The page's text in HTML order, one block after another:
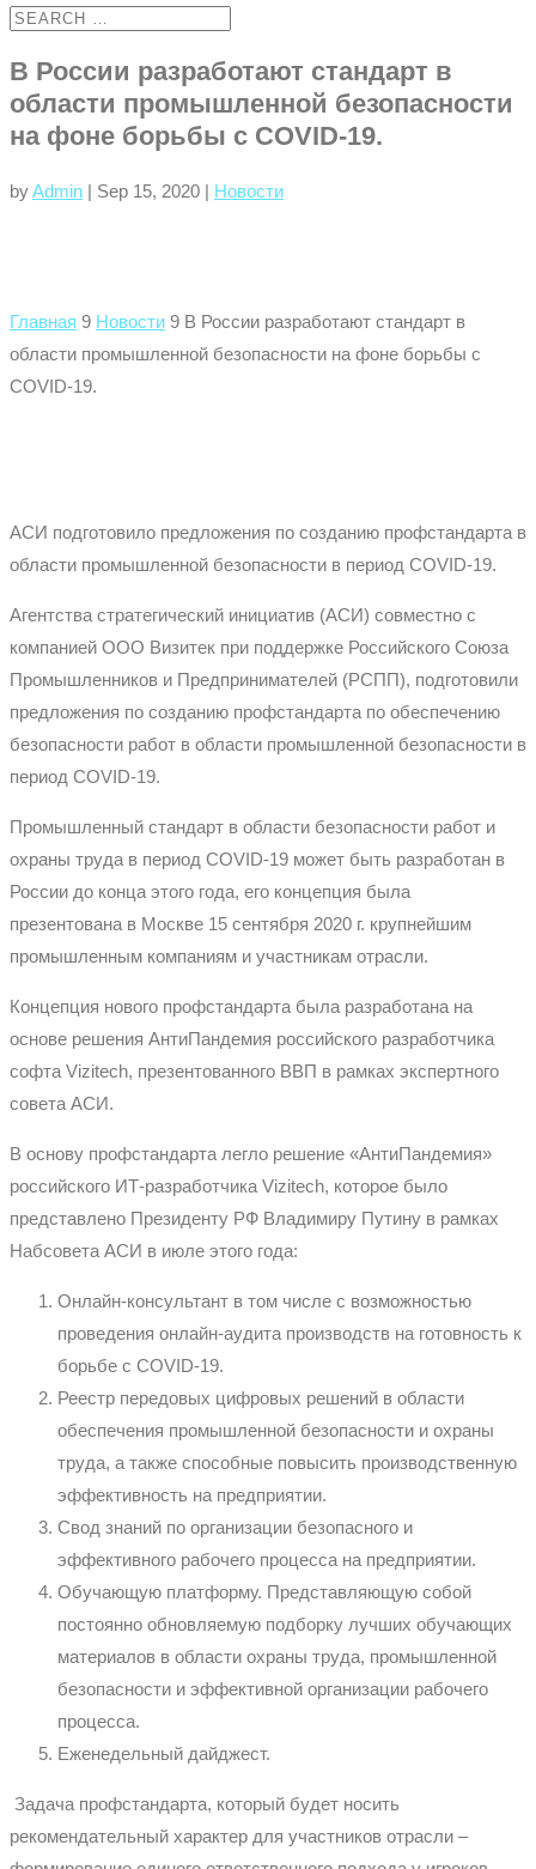
В России разработают стандарт в
области промышленной безопасности
на фоне борьбы с COVID-19.
byAdmin | Sep 15, 2020 | Новости
Главная 9 Новости 9 В России разработают стандарт в
области промышленной безопасности на фоне борьбы с
COVID-19.
АСИ подготовило предложения по созданию профстандарта в
области промышленной безопасности в период COVID-19.
Агентства стратегический инициатив (АСИ) совместно с
компанией ООО Визитек при поддержке Российского Союза
Промышленников и Предпринимателей (РСПП), подготовили
предложения по созданию профстандарта по обеспечению
безопасности работ в области промышленной безопасности в
период COVID-19.
Промышленный стандарт в области безопасности работ и
охраны труда в период COVID-19 может быть разработан в
России до конца этого года, его концепция была
презентована в Москве 15 сентября 2020 г. крупнейшим
промышленным компаниям и участникам отрасли.
Концепция нового профстандарта была разработана на
основе решения АнтиПандемия российского разработчика
софта Vizitech, презентованного ВВП в рамках экспертного
совета АСИ.
В основу профстандарта легло решение «АнтиПандемия»
российского ИТ-разработчика Vizitech, которое было
представлено Президенту РФ Владимиру Путину в рамках
Набсовета АСИ в июле этого года:
Онлайн-консультант в том числе с возможностью
проведения онлайн-аудита производств на готовность к
борьбе с COVID-19.
Реестр передовых цифровых решений в области
обеспечения промышленной безопасности и охраны
труда, а также способные повысить производственную
эффективность на предприятии.
Свод знаний по организации безопасного и
эффективного рабочего процесса на предприятии.
Обучающую платформу. Представляющую собой
постоянно обновляемую подборку лучших обучающих
материалов в области охраны труда, промышленной
безопасности и эффективной организации рабочего
процесса.
Еженедельный дайджест.
Задача профстандарта, который будет носить
рекомендательный характер для участников отрасли –